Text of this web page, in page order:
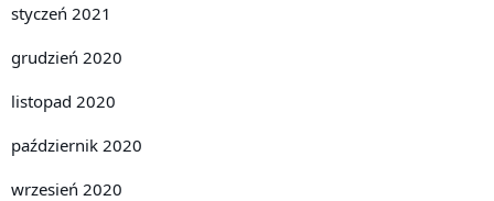
styczeń 2021
grudzień 2020
listopad 2020
październik 2020
wrzesień 2020